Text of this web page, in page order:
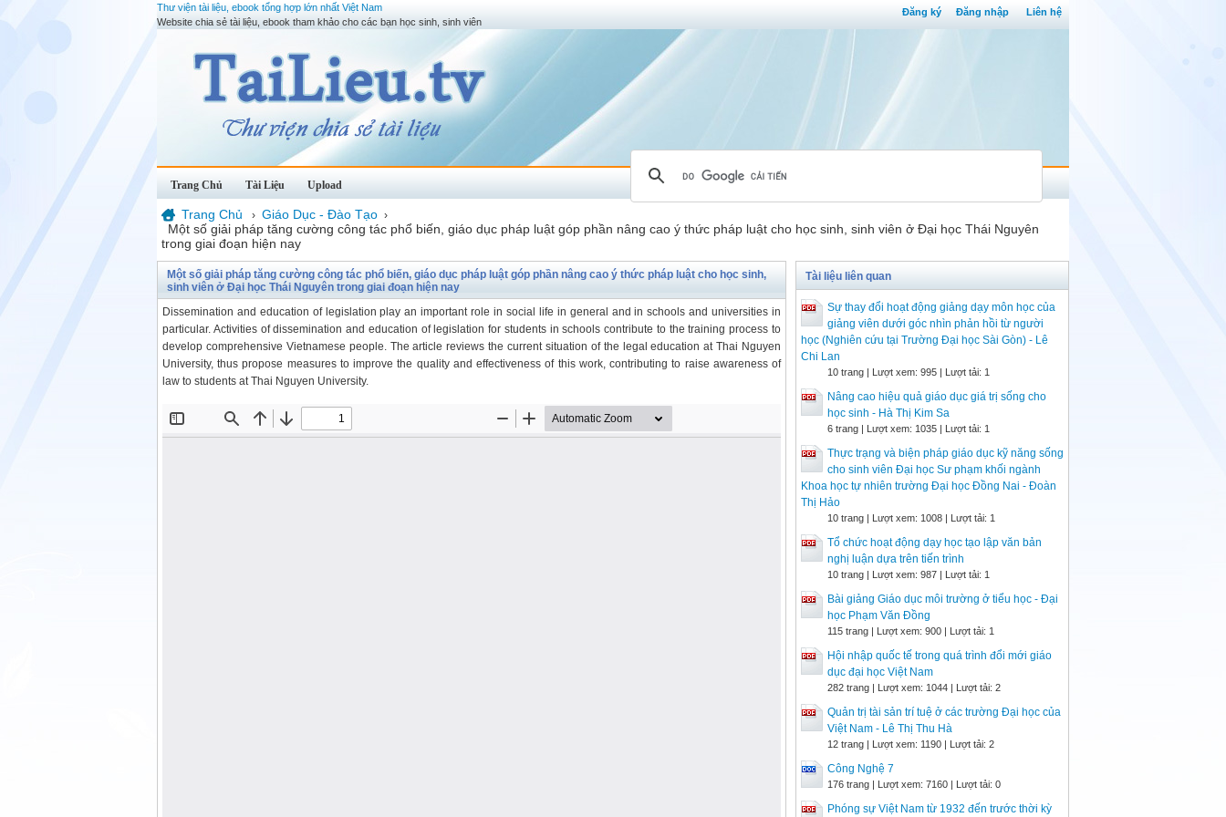
Đăng ký Đăng nhập Liên hệ
Thư viện tài liệu, ebook tổng hợp lớn nhất Việt Nam
Website chia sẻ tài liệu, ebook tham khảo cho các bạn học sinh, sinh viên
Trang Chủ Tài Liệu Upload
Trang Chủ › Giáo Dục - Đào Tạo ›
Một số giải pháp tăng cường công tác phổ biến, giáo dục pháp luật góp phần nâng cao ý thức pháp luật cho học sinh, sinh viên ở Đại học Thái Nguyên
trong giai đoạn hiện nay
Một số giải pháp tăng cường công tác phổ biến, giáo dục pháp luật góp phần nâng cao ý thức pháp luật cho học sinh,
sinh viên ở Đại học Thái Nguyên trong giai đoạn hiện nay
Dissemination and education of legislation play an important role in social life in general and in schools and universities in
particular. Activities of dissemination and education of legislation for students in schools contribute to the training process to
develop comprehensive Vietnamese people. The article reviews the current situation of the legal education at Thai Nguyen
University, thus propose measures to improve the quality and effectiveness of this work, contributing to raise awareness of
law to students at Thai Nguyen University.
Tài liệu liên quan
Sự thay đổi hoạt động giảng dạy môn học của
giảng viên dưới góc nhìn phản hồi từ người
học (Nghiên cứu tại Trường Đại học Sài Gòn) - Lê
Chi Lan
10 trang | Lượt xem: 995 | Lượt tải: 1
Nâng cao hiệu quả giáo dục giá trị sống cho
học sinh - Hà Thị Kim Sa
6 trang | Lượt xem: 1035 | Lượt tải: 1
Thực trạng và biện pháp giáo dục kỹ năng sống
cho sinh viên Đại học Sư phạm khối ngành
Khoa học tự nhiên trường Đại học Đồng Nai - Đoàn
Thị Hảo
10 trang | Lượt xem: 1008 | Lượt tải: 1
Tổ chức hoạt động dạy học tạo lập văn bản
nghị luận dựa trên tiến trình
10 trang | Lượt xem: 987 | Lượt tải: 1
Bài giảng Giáo dục môi trường ở tiểu học - Đại
học Phạm Văn Đồng
115 trang | Lượt xem: 900 | Lượt tải: 1
Hội nhập quốc tế trong quá trình đổi mới giáo
dục đại học Việt Nam
282 trang | Lượt xem: 1044 | Lượt tải: 2
Quản trị tài sản trí tuệ ở các trường Đại học của
Việt Nam - Lê Thị Thu Hà
12 trang | Lượt xem: 1190 | Lượt tải: 2
Công Nghệ 7
176 trang | Lượt xem: 7160 | Lượt tải: 0
Phóng sự Việt Nam từ 1932 đến trước thời kỳ